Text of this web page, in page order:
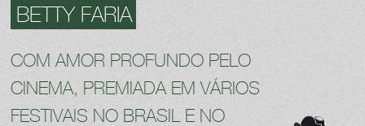
BETTY FARIA
COM AMOR PROFUNDO PELO
CINEMA, PREMIADA EM VÁRIOS
FESTIVAIS NO BRASIL E NO